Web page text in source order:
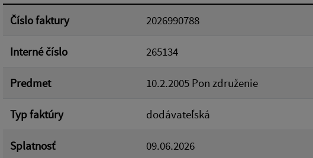
Filtrovať
Číslo faktury 2026990788
Interné číslo 265134
Predmet 10.2.2005 Pon združenie
Typ faktúry dodávateľská
Splatnosť 09.06.2026